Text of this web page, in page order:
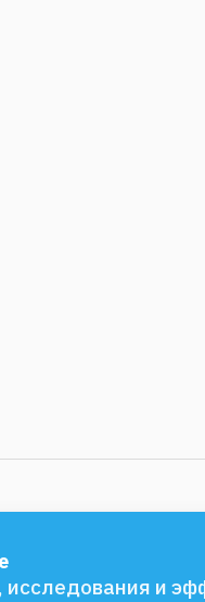
исследования и